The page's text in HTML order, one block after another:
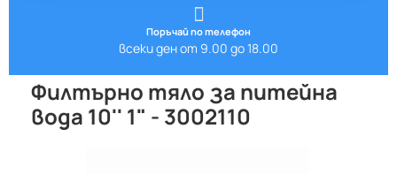
Поръчай по телефон
всеки ден от 9.00 до 18.00
Филтърно тяло за питейна
вода 10'' 1" - 3002110